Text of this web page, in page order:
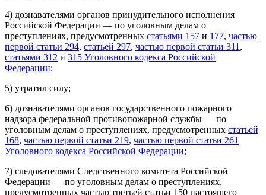
4) дознавателями органов принудительного исполнения
Российской Федерации — по уголовным делам о
преступлениях, предусмотренных статьями 157 и 177, частью
первой статьи 294, статьей 297, частью первой статьи 311 ,
статьями 312 и 315 Уголовного кодекса Российской
Федерации;
5) утратил силу;
6) дознавателями органов государственного пожарного
надзора федеральной противопожарной службы — по
уголовным делам о преступлениях, предусмотренных статьей
168, частью первой статьи 219, частью первой статьи 261
Уголовного кодекса Российской Федерации;
7) следователями Следственного комитета Российской
Федерации — по уголовным делам о преступлениях,
предусмотренных частью третьей статьи 150 настоящего